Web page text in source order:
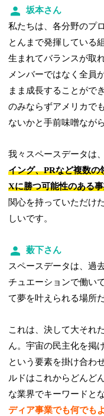
坂本さん
私たちは、各分野のプ
とんまで発揮している
生まれてバランスが取
メンバーではなく全員
まま成長することがで
のみならずアメリカで
ないかと手前味噌なが
我々スペースデータは
イング、PRなど複数の
Xに勝つ可能性のある
関心を持っていただけ
しいです。
薮下さん
スペースデータは、過
チュエーションで働い
て夢を叶えられる場所
これは、決して大それ
ん。宇宙の民主化を掲
という要素を掛け合わ
ルドはこれからどんど
な業界でキーワードと
ディア事業でも何でも